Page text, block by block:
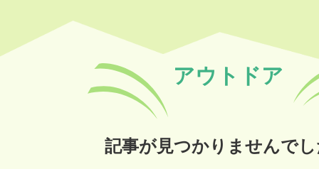
アウトドア
記事が見つかりませんで